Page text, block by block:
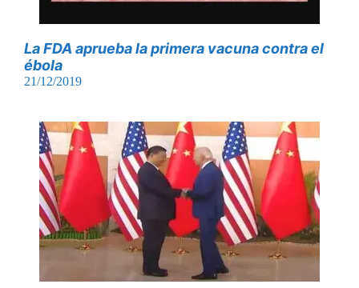
La FDA aprueba la primera vacuna contra el
ébola
21/12/2019